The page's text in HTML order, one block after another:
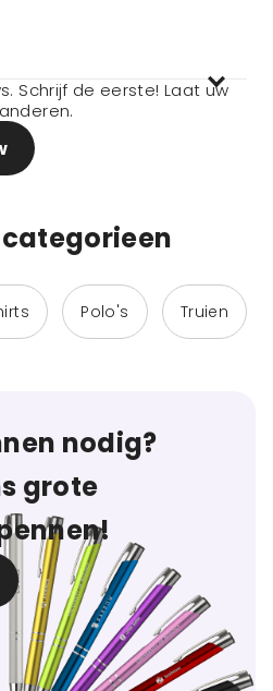
Schrijf de eerste! Laat uw
Polo's Truien
nodig?
grote